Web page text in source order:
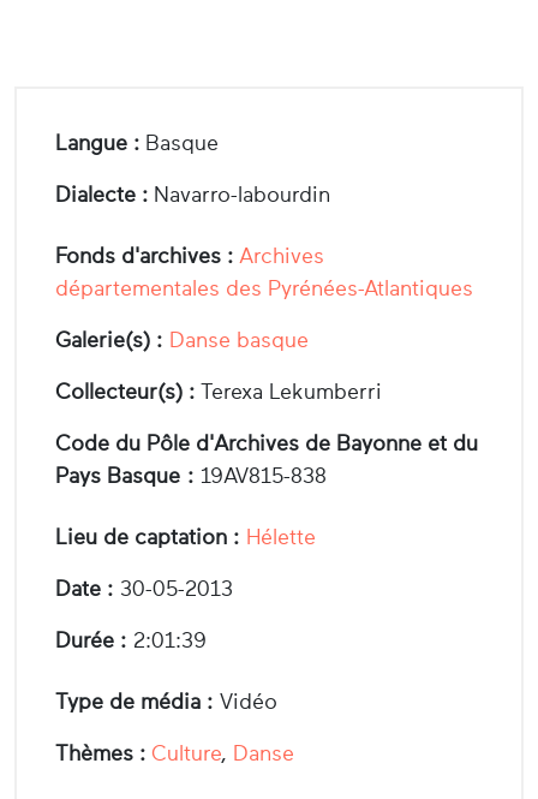
Langue : Basque
Dialecte : Navarro-labourdin
Fonds d'archives : Archives
départementales des Pyrénées-Atlantiques
Galerie(s) : Danse basque
Collecteur(s) : Terexa Lekumberri
Code du Pôle d'Archives de Bayonne et du
Pays Basque : 19AV815-838
Lieu de captation : Hélette
Date : 30-05-2013
Durée : 2:01:39
Type de média : Vidéo
Thèmes : Culture, Danse